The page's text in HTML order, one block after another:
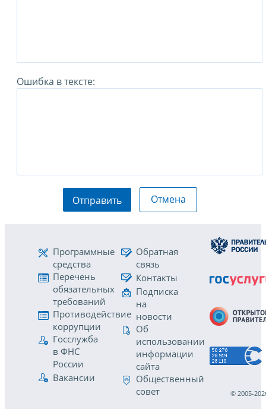
Ошибка в тексте:
Отправить Отмена
Программные
средства
Перечень
обязательных
требований
Противодействие
коррупции
Госслужба
в ФНС
России
Вакансии
Обратная
связь
Контакты
Подписка
на
новости
Об
использовании
информации
сайта
Общественный
совет
© 2005-